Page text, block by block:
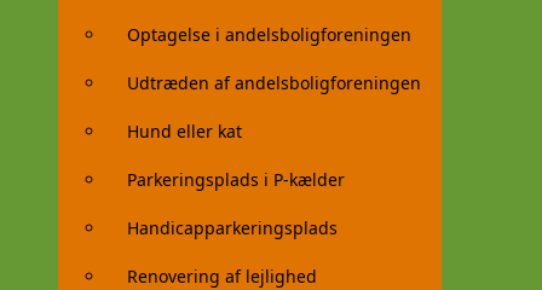
Optagelse i andelsboligforeningen
Udtræden af andelsboligforeningen
Hund eller kat
Parkeringsplads i P-kælder
Handicapparkeringsplads
Renovering af lejlighed